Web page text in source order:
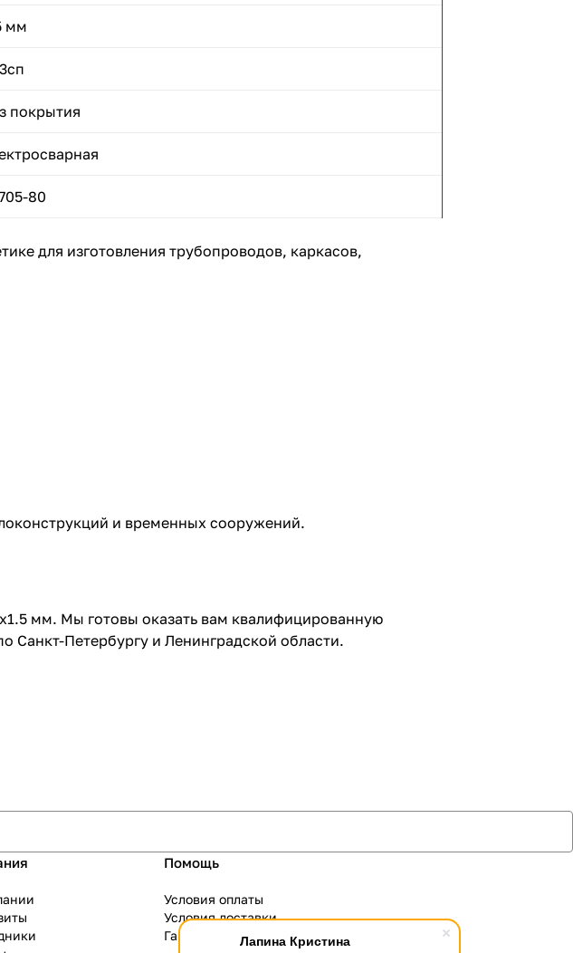
Лапина Кристина
мм
покрытия
80
для изготовления трубопроводов, каркасов,
и временных сооружений.
мм. Мы готовы оказать вам квалифицированную
Санкт-Петербургу и Ленинградской области.
Помощь
Условия оплаты
Условия доставки
Гарантия на товар